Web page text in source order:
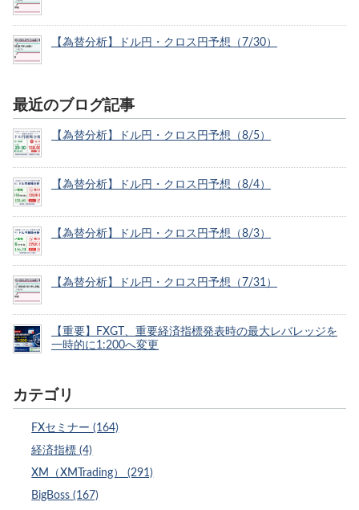
【為替分析】ドル円・クロス円予想（7/30）
最近のブログ記事
【為替分析】ドル円・クロス円予想（8/5）
【為替分析】ドル円・クロス円予想（8/4）
【為替分析】ドル円・クロス円予想（8/3）
【為替分析】ドル円・クロス円予想（7/31）
【重要】FXGT、重要経済指標発表時の最大レバレッジを
一時的に1:200へ変更
カテゴリ
FXセミナー (164)
経済指標 (4)
XM（XMTrading） (291)
BigBoss (167)